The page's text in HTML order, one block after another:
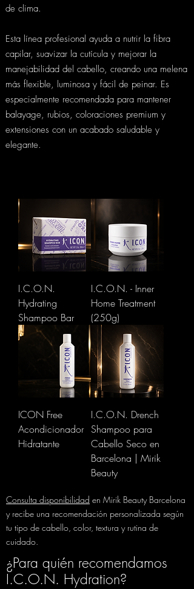
de clima.​
Esta línea profesional ayuda a nutrir la fibra
capilar, suavizar la cutícula y mejorar la
manejabilidad del cabello, creando una melena
más flexible, luminosa y fácil de peinar. Es
especialmente recomendada para mantener
balayage, rubios, coloraciones premium y
extensiones con un acabado saludable y
elegante.
I.C.O.N.
Hydrating
Shampoo Bar
I.C.O.N. - Inner
Home Treatment
(250g)
ICON Free
Acondicionador
Hidratante
I.C.O.N. Drench
Shampoo para
Cabello Seco en
Barcelona | Mirik
Beauty
Consulta disponibilidad en Mirik Beauty Barcelona
y recibe una recomendación personalizada según
tu tipo de cabello, color, textura y rutina de
cuidado.
¿Para quién recomendamos
I.C.O.N. Hydration?